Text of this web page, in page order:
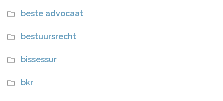
beste advocaat
bestuursrecht
bissessur
bkr